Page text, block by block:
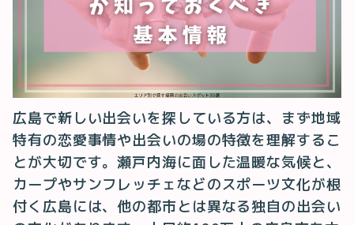
広島で新しい出会いを探している方は、まず地域
特有の恋愛事情や出会いの場の特徴を理解するこ
とが大切です。瀬戸内海に面した温暖な気候と、
カープやサンフレッチェなどのスポーツ文化が根
付く広島には、他の都市とは異なる独自の出会い